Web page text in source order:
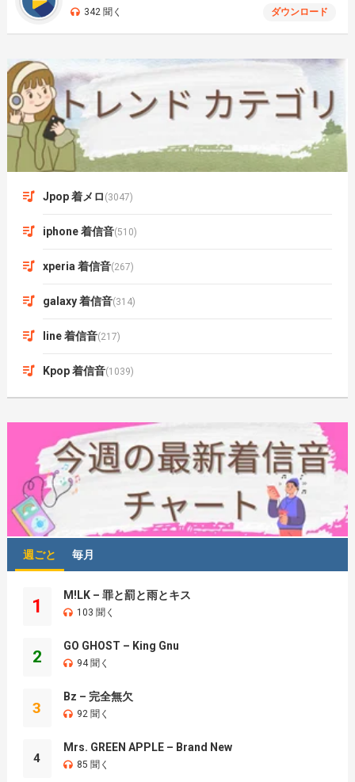
342 聞く ダウンロード
Jpop 着メロ (3047)
iphone 着信音(510)
xperia 着信音(267)
galaxy 着信音(314)
line 着信音(217)
Kpop 着信音(1039)
週ごと 毎月
1
M!LK – 罪と罰と雨とキス
103 聞く
2
GO GHOST – King Gnu
94 聞く
3
Bz – 完全無欠
92 聞く
4
Mrs. GREEN APPLE – Brand New
85 聞く